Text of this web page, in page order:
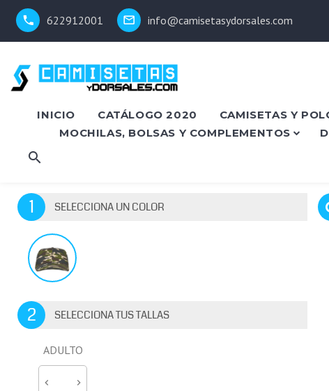
622912001 info@camisetasydorsales.com
INICIO CATÁLOGO 2020 CAMISETAS Y
MOCHILAS, BOLSAS Y COMPLEMENTOS
1 SELECCIONA UN COLOR
2 SELECCIONA TUS TALLAS
ADULTO